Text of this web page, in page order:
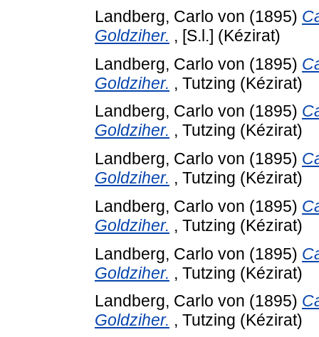
Landberg, Carlo von (1895)
Goldziher. , [S.l.] (Kézirat)
Landberg, Carlo von (1895)
Goldziher. , Tutzing (Kézirat)
Landberg, Carlo von (1895)
Goldziher. , Tutzing (Kézirat)
Landberg, Carlo von (1895)
Goldziher. , Tutzing (Kézirat)
Landberg, Carlo von (1895)
Goldziher. , Tutzing (Kézirat)
Landberg, Carlo von (1895)
Goldziher. , Tutzing (Kézirat)
Landberg, Carlo von (1895)
Goldziher. , Tutzing (Kézirat)